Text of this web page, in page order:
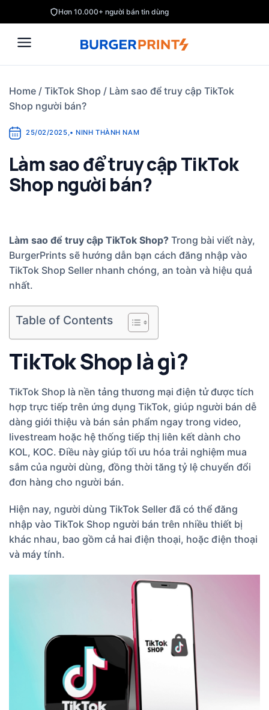
to
content
Hơn 10.000+ người bán tin dùng
Home / TikTok Shop / Làm sao để truy cập TikTok
Shop người bán?
25/02/2025,• NINH THÀNH NAM
Làm sao để truy cập TikTok
Shop người bán?
Làm sao để truy cập TikTok Shop? Trong bài viết này,
BurgerPrints sẽ hướng dẫn bạn cách đăng nhập vào
TikTok Shop Seller nhanh chóng, an toàn và hiệu quả
nhất.
Table of Contents
TikTok Shop là gì?
TikTok Shop là nền tảng thương mại điện tử được tích
hợp trực tiếp trên ứng dụng TikTok, giúp người bán dễ
dàng giới thiệu và bán sản phẩm ngay trong video,
livestream hoặc hệ thống tiếp thị liên kết dành cho
KOL, KOC. Điều này giúp tối ưu hóa trải nghiệm mua
sắm của người dùng, đồng thời tăng tỷ lệ chuyển đổi
đơn hàng cho người bán.
Hiện nay, người dùng TikTok Seller đã có thể đăng
nhập vào TikTok Shop người bán trên nhiều thiết bị
khác nhau, bao gồm cả hai điện thoại, hoặc điện thoại
và máy tính.